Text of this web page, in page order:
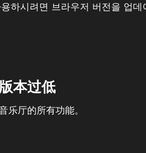
하시려면 브라우저 버전을 업데
本过低
乐厅的所有功能。